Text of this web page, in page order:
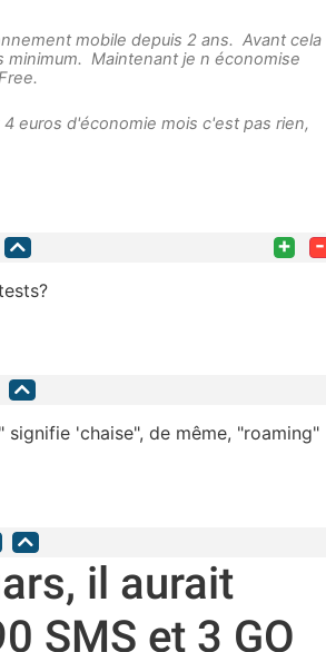
mobile depuis 2 ans. Avant cela
minimum. Maintenant je n économise
euros d'économie mois c'est pas rien,
+ -
'chaise", de même, "roaming"
il aurait
SMS et 3 GO